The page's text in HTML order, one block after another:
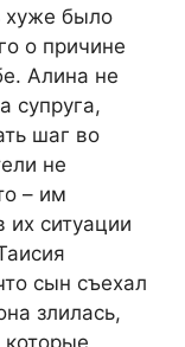
хуже было
о причине
Алина не
супруга,
шаг во
не
– им
их ситуации
сын съехал
злилась,
которые